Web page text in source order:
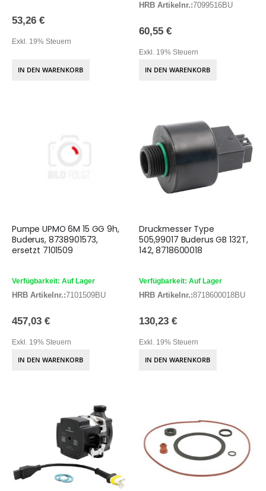
53,26 €
Exkl. 19% Steuern
IN DEN WARENKORB
HRB Artikelnr.:7099516BU
60,55 €
Exkl. 19% Steuern
IN DEN WARENKORB
Pumpe UPMO 6M 15 GG 9h,
Buderus, 8738901573,
ersetzt 7101509
Verfügbarkeit: Auf Lager
HRB Artikelnr.:7101509BU
457,03 €
Exkl. 19% Steuern
IN DEN WARENKORB
Druckmesser Type
505,99017 Buderus GB 132T,
142, 8718600018
Verfügbarkeit: Auf Lager
HRB Artikelnr.:8718600018BU
130,23 €
Exkl. 19% Steuern
IN DEN WARENKORB